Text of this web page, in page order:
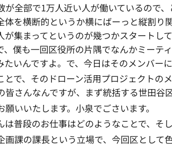
が全部で1万人近い人が働いているので
体を横断的というか横にばーっと縦割
が集まってというのが幾つかスタート
、僕も一回区役所の片隅でなんかミー
たいんですよ。で、今日はそのメンバー
とで、そのドローン活用プロジェクト
皆さんなんですが、まず統括する世田
いいたします。小泉でごさいます。
は普段のお仕事はどのようなことで、
画課の課長という立場で、今回区とし